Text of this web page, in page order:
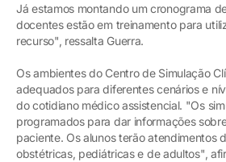
Já estamos montando um cronograma
docentes estão em treinamento para
recurso", ressalta Guerra.
Os ambientes do Centro de Simulação
adequados para diferentes cenários e
do cotidiano médico assistencial. "Os
programados para dar informações
paciente. Os alunos terão atendimentos
obstétricas, pediátricas e de adultos",